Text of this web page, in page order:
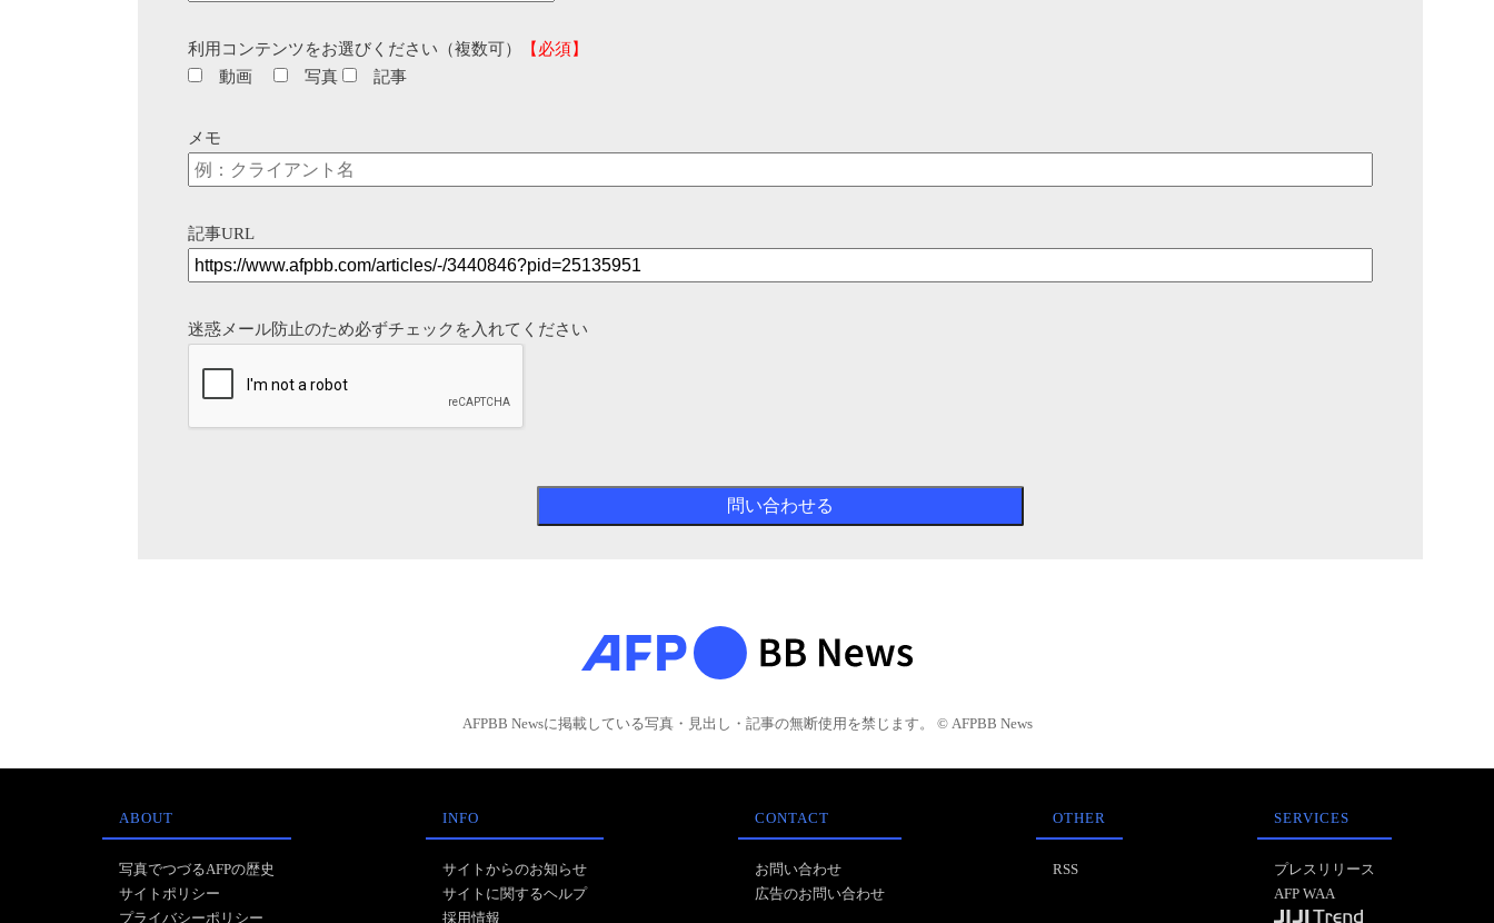
利用コンテンツをお選びください（複数可）
【必須】
動画
写真 記事
メモ
記事URL
迷惑メール防止のため必ずチェックを入れてください
AFPBB Newsに掲載している写真・見出し・記事の無断使用を禁じます。 © AFPBB News
ABOUT
写真でつづるAFPの歴史
サイトポリシー
プライバシーポリシー
INFO
サイトからのお知らせ
サイトに関するヘルプ
採用情報
CONTACT
お問い合わせ
広告のお問い合わせ
OTHER
RSS
SERVICES
プレスリリース
AFP WAA